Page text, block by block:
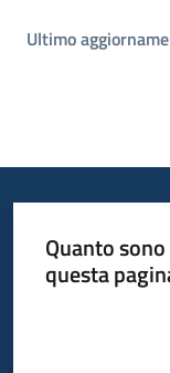
Ultimo
Quanto
questa